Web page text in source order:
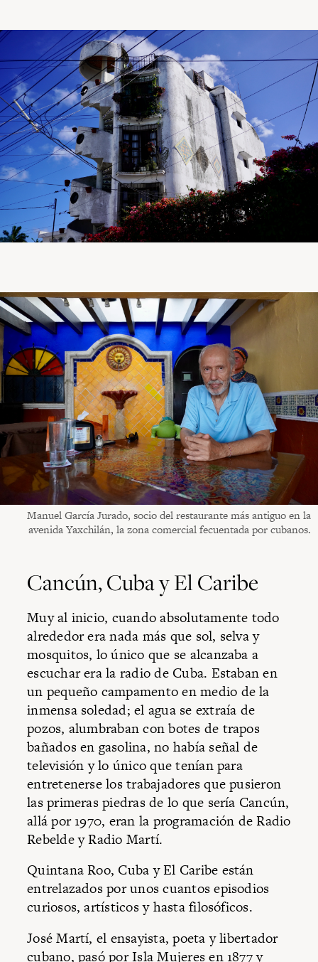
Manuel García Jurado, socio del restaurante más antiguo en la
avenida Yaxchilán, la zona comercial fecuentada por cubanos.
Cancún, Cuba y El Caribe
Muy al inicio, cuando absolutamente todo
alrededor era nada más que sol, selva y
mosquitos, lo único que se alcanzaba a
escuchar era la radio de Cuba. Estaban en
un pequeño campamento en medio de la
inmensa soledad; el agua se extraía de
pozos, alumbraban con botes de trapos
bañados en gasolina, no había señal de
televisión y lo único que tenían para
entretenerse los trabajadores que pusieron
las primeras piedras de lo que sería Cancún,
allá por 1970, eran la programación de Radio
Rebelde y Radio Martí.
Quintana Roo, Cuba y El Caribe están
entrelazados por unos cuantos episodios
curiosos, artísticos y hasta filosóficos.
José Martí, el ensayista, poeta y libertador
cubano, pasó por Isla Mujeres en 1877 y